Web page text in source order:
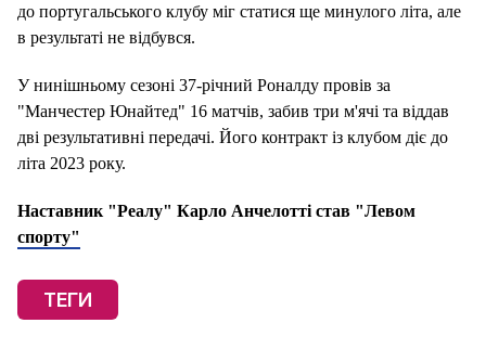
до португальського клубу міг статися ще минулого літа, але
в результаті не відбувся.
У нинішньому сезоні 37-річний Роналду провів за
"Манчестер Юнайтед" 16 матчів, забив три м'ячі та віддав
дві результативні передачі. Його контракт із клубом діє до
літа 2023 року.
Наставник "Реалу" Карло Анчелотті став "Левом
спорту"
ТЕГИ